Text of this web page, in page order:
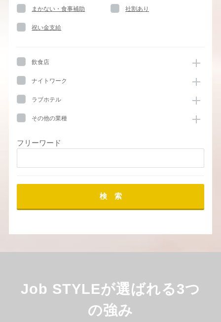
まかない・食事補助 社割あり
祝い金支給
飲食店
ナイトワーク
ラブホテル
その他の業種
フリーワード
検 索
Job STYLEが選ばれる3つ
の強み